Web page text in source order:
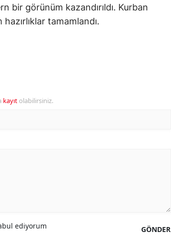
bir görünüm kazandırıldı. Kurban
tamamlandı.
kayıt olabilirsiniz.
GÖNDER
ediyorum